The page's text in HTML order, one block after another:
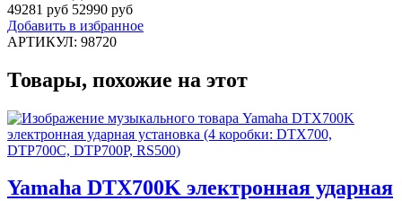
49281 руб 52990 руб
Добавить в избранное
АРТИКУЛ: 98720
Товары, похожие на этот
Yamaha DTX700K электронная ударная